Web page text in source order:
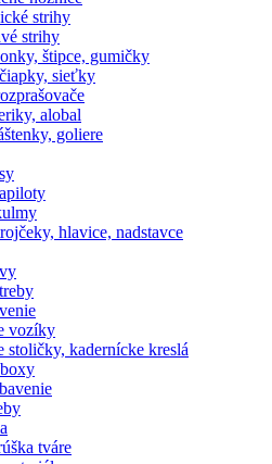
strihy
strihy
štipce, gumičky
sieťky
alobal
goliere
hlavice, nadstavce
vozíky
stoličky, kadernícke kreslá
tváre